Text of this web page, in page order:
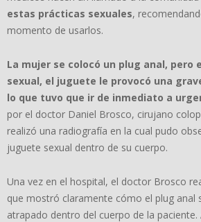
estas prácticas sexuales,
momento de usarlos.
La mujer se colocó un plug anal, pero
sexual, el juguete le provocó una
lo que tuvo que ir de inmediato a
por el doctor Daniel Brosco, cirujano
realizó una radiografía en la cual pudo
juguete sexual dentro de su cuerpo.
Una vez en el hospital, el doctor Brosco
que mostró claramente cómo el plug anal
atrapado dentro del cuerpo de la paciente.